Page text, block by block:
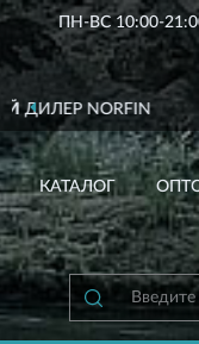
ПН-ВС 10:00-
КАТАЛОГ